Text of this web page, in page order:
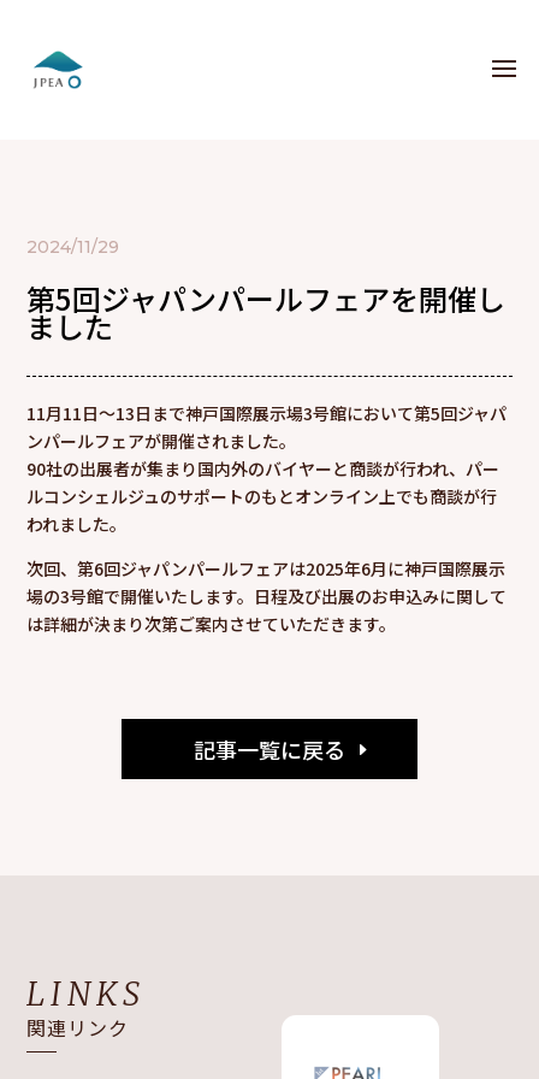
2024/11/29
第5回ジャパンパールフェアを開催し
ました
11月11日〜13日まで神戸国際展示場3号館において第5回ジャパ
ンパールフェアが開催されました。
90社の出展者が集まり国内外のバイヤーと商談が行われ、パー
ルコンシェルジュのサポートのもとオンライン上でも商談が行
われました。
次回、第6回ジャパンパールフェアは2025年6月に神戸国際展示
場の3号館で開催いたします。日程及び出展のお申込みに関して
は詳細が決まり次第ご案内させていただきます。
記事一覧に戻る
LINKS
関連リンク